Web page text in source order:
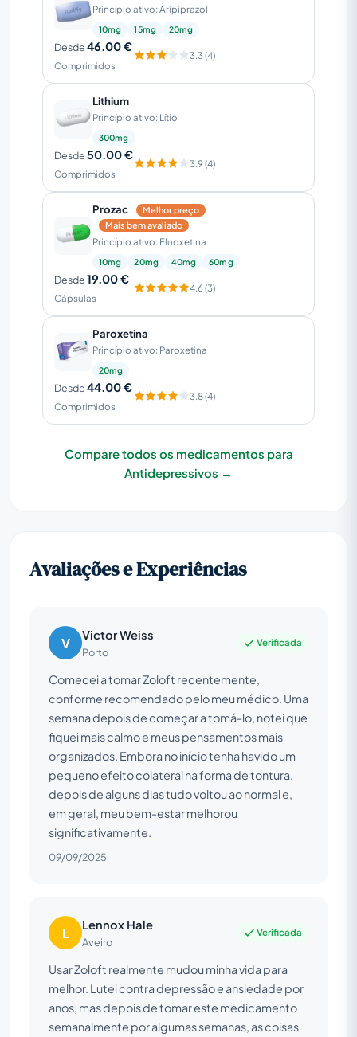
Princípio ativo: Aripiprazol
10mg 15mg 20mg
Desde46.00 €
Comprimidos
3.3 (4)
Lithium
Princípio ativo: Lítio
300mg
Desde50.00 €
Comprimidos
3.9 (4)
Prozac
Melhor preço
Mais bem avaliado
Princípio ativo: Fluoxetina
10mg 20mg 40mg 60mg
Desde19.00 €
Cápsulas
4.6 (3)
Paroxetina
Princípio ativo: Paroxetina
20mg
Desde44.00 €
Comprimidos
3.8 (4)
Compare todos os medicamentos para
Antidepressivos →
Avaliações e Experiências
V Victor Weiss
Porto
Verificada
Comecei a tomar Zoloft recentemente,
conforme recomendado pelo meu médico. Uma
semana depois de começar a tomá-lo, notei que
fiquei mais calmo e meus pensamentos mais
organizados. Embora no início tenha havido um
pequeno efeito colateral na forma de tontura,
depois de alguns dias tudo voltou ao normal e,
em geral, meu bem-estar melhorou
significativamente.
09/09/2025
L Lennox Hale
Aveiro
Verificada
Usar Zoloft realmente mudou minha vida para
melhor. Lutei contra depressão e ansiedade por
anos, mas depois de tomar este medicamento
semanalmente por algumas semanas, as coisas